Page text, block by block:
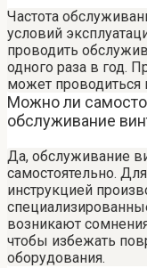
Частота
условий
проводить
одного раза в год.
может проводиться
Можно ли
обслуживание
Да, обслуживание
самостоятельно.
инструкцией
возникают
чтобы избежать
оборудования.